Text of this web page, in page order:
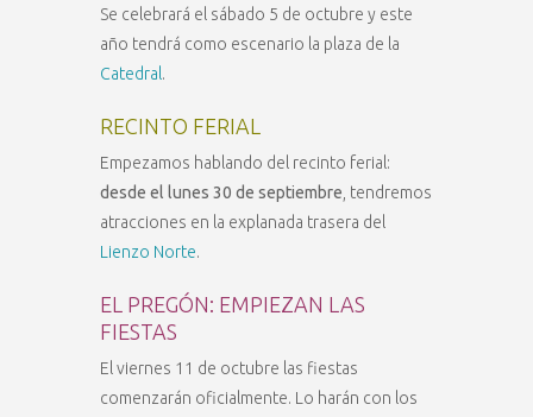
Se celebrará el sábado 5 de octubre y este
año tendrá como escenario la plaza de la
Catedral .
RECINTO FERIAL
Empezamos hablando del recinto ferial:
desde el lunes 30 de septiembre , tendremos
atracciones en la explanada trasera del
Lienzo Norte.
EL PREGÓN: EMPIEZAN LAS
FIESTAS
El viernes 11 de octubre las fiestas
comenzarán oficialmente. Lo harán con los